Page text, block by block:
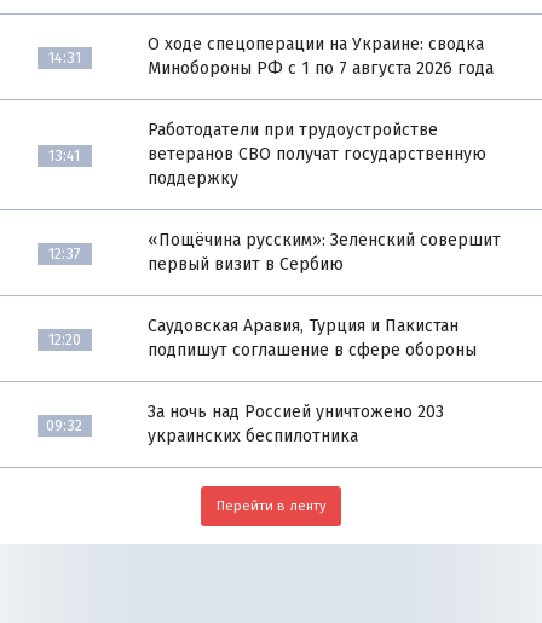
14:31
О ходе спецоперации на Украине: сводка
Минобороны РФ с 1 по 7 августа 2026 года
13:41
Работодатели при трудоустройстве
ветеранов СВО получат государственную
поддержку
12:37
«Пощёчина русским»: Зеленский совершит
первый визит в Сербию
12:20
Саудовская Аравия, Турция и Пакистан
подпишут соглашение в сфере обороны
09:32
За ночь над Россией уничтожено 203
украинских беспилотника
Перейти в ленту